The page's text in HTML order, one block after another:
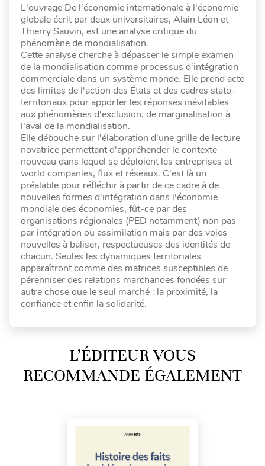
L'ouvrage De l'économie internationale à l'économie
globale écrit par deux universitaires, Alain Léon et
Thierry Sauvin, est une analyse critique du
phénomène de mondialisation.
Cette analyse cherche à dépasser le simple examen
de la mondialisation comme processus d‘intégration
commerciale dans un système monde. Elle prend acte
des limites de l'action des États et des cadres stato-
territoriaux pour apporter les réponses inévitables
aux phénomènes d'exclusion, de marginalisation à
l'aval de la mondialisation.
Elle débouche sur l'élaboration d'une grille de lecture
novatrice permettant d'appréhender le contexte
nouveau dans lequel se déploient les entreprises et
world companies, flux et réseaux. C'est là un
préalable pour réfléchir à partir de ce cadre à de
nouvelles formes d'intégration dans l'économie
mondiale des économies, fût-ce par des
organisations régionales (PED notamment) non pas
par intégration ou assimilation mais par des voies
nouvelles à baliser, respectueuses des identités de
chacun. Seules les dynamiques territoriales
apparaîtront comme des matrices susceptibles de
pérenniser des relations marchandes fondées sur
autre chose que le seul marché : la proximité, la
confiance et enfin la solidarité.
L’ÉDITEUR VOUS
RECOMMANDE ÉGALEMENT